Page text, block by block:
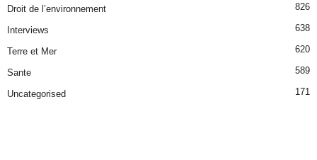
Droit de l’environnement 826
Interviews 638
Terre et Mer 620
Sante 589
Uncategorised 171